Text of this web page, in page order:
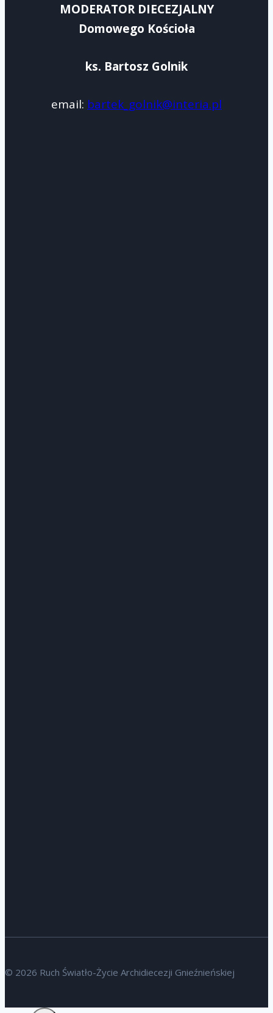
MODERATOR DIECEZJALNY
Domowego Kościoła
ks. Bartosz Golnik
email: bartek_golnik@interia.pl
© 2026 Ruch Światło-Życie Archidiecezji Gnieźnieńskiej